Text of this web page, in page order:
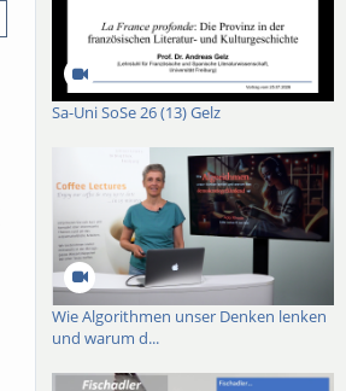
Sa-Uni SoSe 26 (13) Gelz
Wie Algorithmen unser Denken lenken
und warum d...